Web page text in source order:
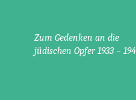
Zum Gedenken an die
jüdischen Opfer 1933 –